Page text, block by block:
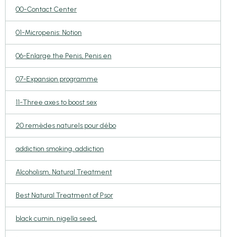
00-Contact Center
01-Micropenis: Notion
06-Enlarge the Penis, Penis en
07-Expansion programme
11-Three axes to boost sex
20 remèdes naturels pour débo
addiction smoking, addiction
Alcoholism, Natural Treatment
Best Natural Treatment of Psor
black cumin, nigella seed,